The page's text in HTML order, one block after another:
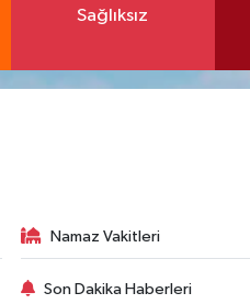
Sağlıksız
Namaz Vakitleri
Son Dakika Haberleri